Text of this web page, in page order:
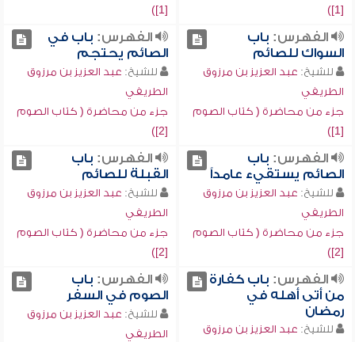
[1])
[1])
الفهرس: باب
السواك للصائم
للشيخ: عبد العزيز بن مرزوق
الطريفي
جزء من محاضرة ( كتاب الصوم
[1])
الفهرس: باب في
الصائم يحتجم
للشيخ: عبد العزيز بن مرزوق
الطريفي
جزء من محاضرة ( كتاب الصوم
[2])
الفهرس: باب
الصائم يستقيء عامداً
للشيخ: عبد العزيز بن مرزوق
الطريفي
جزء من محاضرة ( كتاب الصوم
[2])
الفهرس: باب
القبلة للصائم
للشيخ: عبد العزيز بن مرزوق
الطريفي
جزء من محاضرة ( كتاب الصوم
[2])
الفهرس: باب كفارة
من أتى أهله في
رمضان
للشيخ: عبد العزيز بن مرزوق
الفهرس: باب
الصوم في السفر
للشيخ: عبد العزيز بن مرزوق
الطريفي